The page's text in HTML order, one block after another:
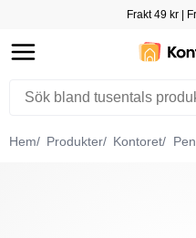
Frakt 49 kr |
Hem Produkter Kontoret